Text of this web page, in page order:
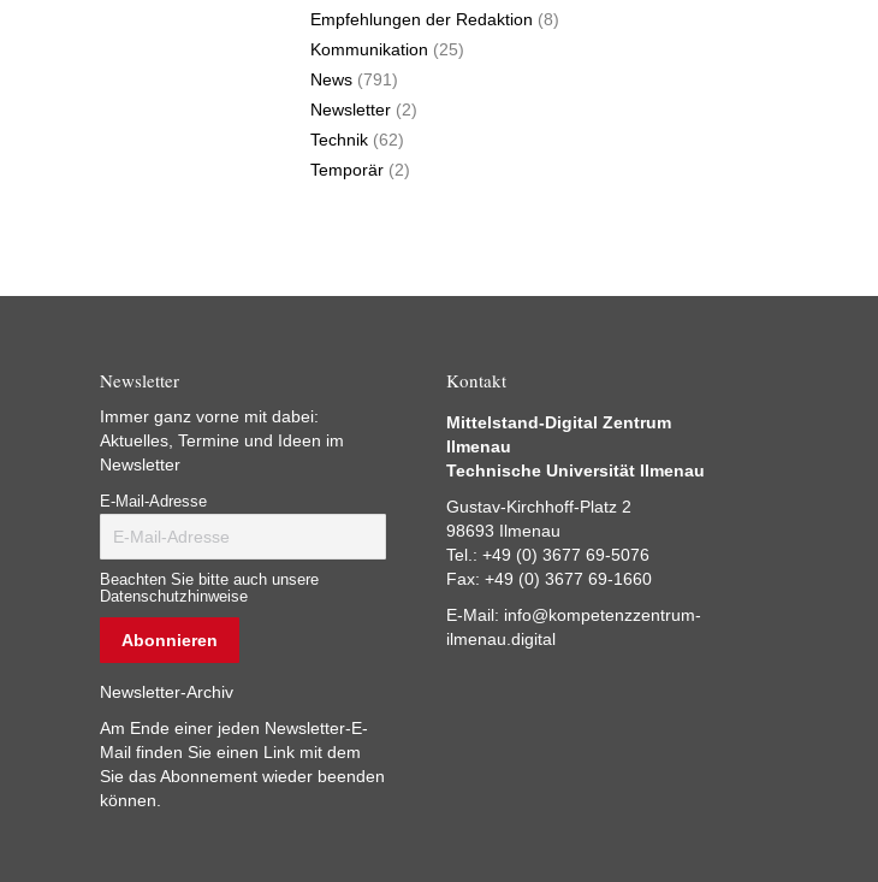
Empfehlungen der Redaktion (8)
Kommunikation (25)
News (791)
Newsletter (2)
Technik (62)
Temporär (2)
Newsletter
Immer ganz vorne mit dabei:
Aktuelles, Termine und Ideen im
Newsletter
E-Mail-Adresse
Beachten Sie bitte auch unsere
Datenschutzhinweise
Newsletter-Archiv
Am Ende einer jeden Newsletter-E-
Mail finden Sie einen Link mit dem
Sie das Abonnement wieder beenden
können.
Kontakt
Mittelstand-Digital Zentrum
Ilmenau
Technische Universität Ilmenau
Gustav-Kirchhoff-Platz 2
98693 Ilmenau
Tel.: +49 (0) 3677 69-5076
Fax: +49 (0) 3677 69-1660
E-Mail: info@kompetenzzentrum-
ilmenau.digital